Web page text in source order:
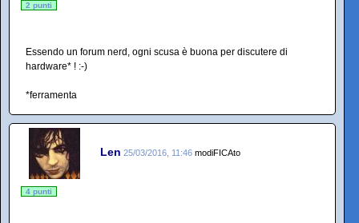
2 punti
Essendo un forum nerd, ogni scusa è buona per discutere di
hardware* ! :-)
*ferramenta
Len 25/03/2016, 11:46 modiFICAto
4 punti